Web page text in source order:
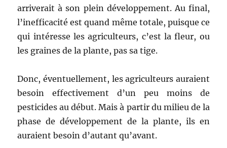
arriverait à son plein développement. Au final,
l’inefficacité est quand même totale, puisque ce
qui intéresse les agriculteurs, c’est la fleur, ou
les graines de la plante, pas sa tige.
Donc, éventuellement, les agriculteurs auraient
besoin effectivement d’un peu moins de
pesticides au début. Mais à partir du milieu de la
phase de développement de la plante, ils en
auraient besoin d’autant qu’avant.